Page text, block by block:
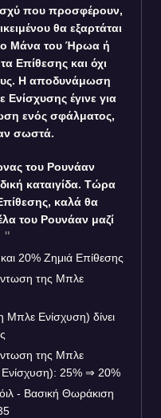
που προσφέρουν,
θα εξαρτάται
Μάνα του Ήρωα ή
Επίθεσης και όχι
Η αποδυνάμωση
Ενίσχυσης έγινε για
ενός σφάλματος,
σωστά.
του Ρουνάαν
καταιγίδα. Τώρα
καλά θα
του Ρουνάαν μαζί
20% Ζημιά Επίθεσης
της Μπλε
Ενίσχυση) δίνει
της Μπλε
25% ⇒ 20%
- Βασική Θωράκιση